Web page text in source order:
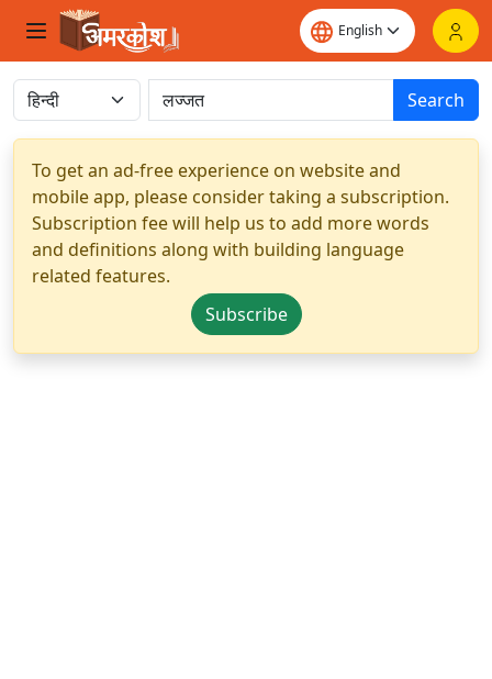
Search
To get an ad-free experience on website and
mobile app, please consider taking a subscription.
Subscription fee will help us to add more words
and definitions along with building language
related features.
Subscribe